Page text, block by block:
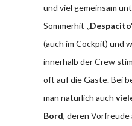
und viel gemeinsam
Sommerhit
(auch im Cockpit) und
innerhalb der Crew
oft auf die Gäste. Bei
man natürlich auch
Bord, deren Vorfreude